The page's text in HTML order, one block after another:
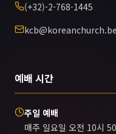
(+32)-2-768-1445
kcb@koreanchurch.be
예배 시간
주일 예배
매주 일요일 오전 10시